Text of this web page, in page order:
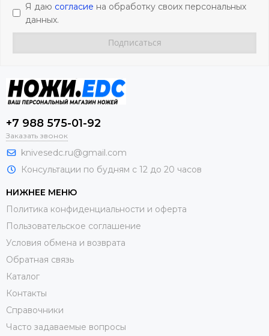
Я даю согласие на обработку своих персональных
данных.
+7 988 575-01-92
Заказать звонок
knivesedc.ru@gmail.com
Консультации по будням с 12 до 20 часов
НИЖНЕЕ МЕНЮ
Политика конфиденциальности и оферта
Пользовательское соглашение
Условия обмена и возврата
Обратная связь
Каталог
Контакты
Справочники
Часто задаваемые вопросы